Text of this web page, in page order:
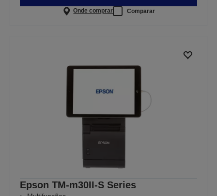
Onde comprar Comparar
Epson TM-m30II-S Series